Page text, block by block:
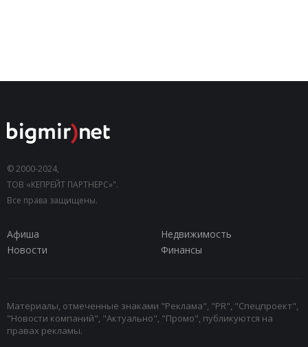
© 2000-2024,
ТОВ «КЕПРЕЙТ ПАРТНЕРС»".
Все права защищены.
Афиша
Недвижимость
Новости
Финансы
Материалы, отмеченные знаками "Реклама", "PR", "Спецпроект",
"Новости компаний", "Актуально", "Промо", публикуются на
правах рекламы.